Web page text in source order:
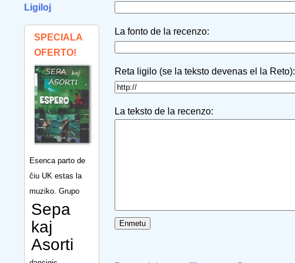
Ligiloj
SPECIALA
OFERTO!
Esenca parto de
ĉiu UK estas la
muziko. Grupo
Sepa
kaj
Asorti
La fonto de la recenzo:
Reta ligilo (se la teksto devenas el la Reto):
La teksto de la recenzo: